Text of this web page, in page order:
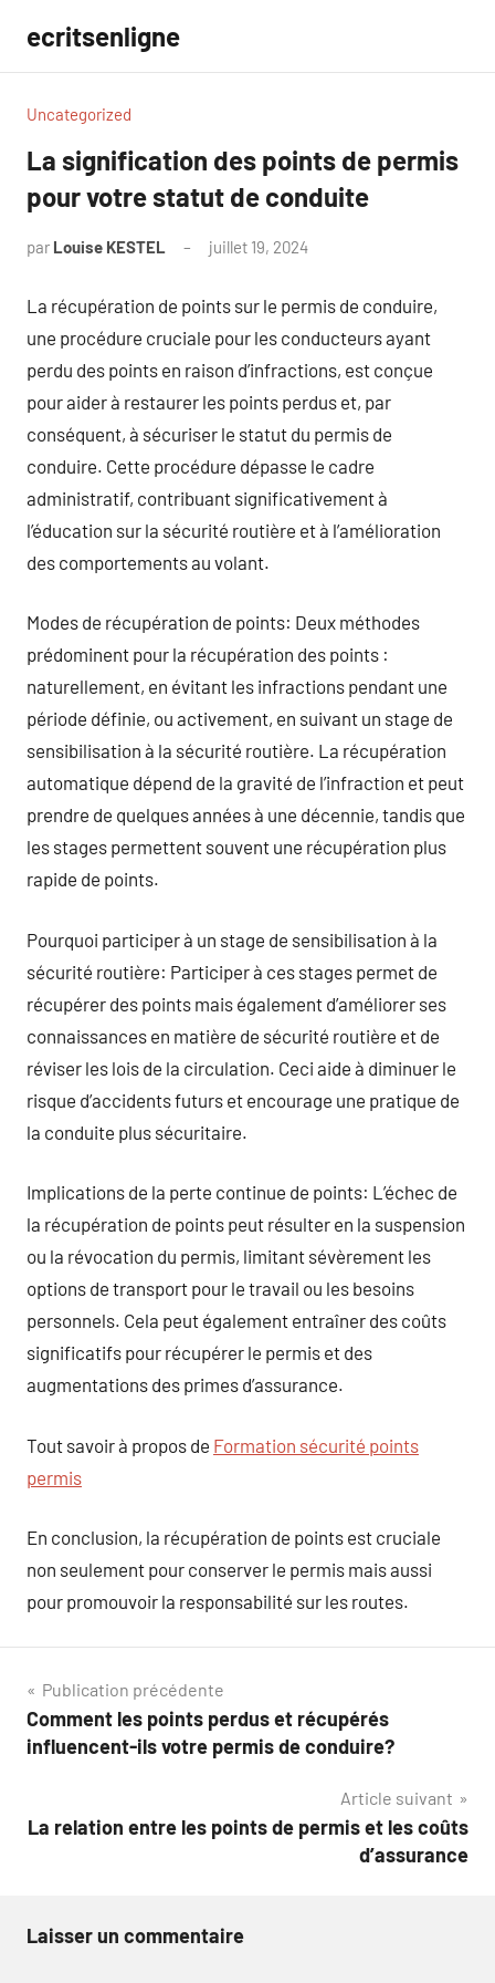
contenu
ecritsenligne
Uncategorized
La signification des points de permis
pour votre statut de conduite
par Louise KESTEL juillet 19, 2024
La récupération de points sur le permis de conduire,
une procédure cruciale pour les conducteurs ayant
perdu des points en raison d’infractions, est conçue
pour aider à restaurer les points perdus et, par
conséquent, à sécuriser le statut du permis de
conduire. Cette procédure dépasse le cadre
administratif, contribuant significativement à
l’éducation sur la sécurité routière et à l’amélioration
des comportements au volant.
Modes de récupération de points: Deux méthodes
prédominent pour la récupération des points :
naturellement, en évitant les infractions pendant une
période définie, ou activement, en suivant un stage de
sensibilisation à la sécurité routière. La récupération
automatique dépend de la gravité de l’infraction et peut
prendre de quelques années à une décennie, tandis que
les stages permettent souvent une récupération plus
rapide de points.
Pourquoi participer à un stage de sensibilisation à la
sécurité routière: Participer à ces stages permet de
récupérer des points mais également d’améliorer ses
connaissances en matière de sécurité routière et de
réviser les lois de la circulation. Ceci aide à diminuer le
risque d’accidents futurs et encourage une pratique de
la conduite plus sécuritaire.
Implications de la perte continue de points: L’échec de
la récupération de points peut résulter en la suspension
ou la révocation du permis, limitant sévèrement les
options de transport pour le travail ou les besoins
personnels. Cela peut également entraîner des coûts
significatifs pour récupérer le permis et des
augmentations des primes d’assurance.
Tout savoir à propos de Formation sécurité points
permis
En conclusion, la récupération de points est cruciale
non seulement pour conserver le permis mais aussi
pour promouvoir la responsabilité sur les routes.
Navigation
de
Publication précédente
Comment les points perdus et récupérés
influencent-ils votre permis de conduire?
Article suivant
La relation entre les points de permis et les coûts
d’assurance
Laisser un commentaire